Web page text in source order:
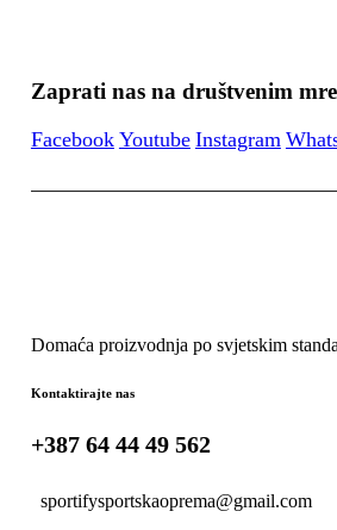
Zaprati nas na društvenim
Facebook Youtube Instagram
Domaća proizvodnja po svjetskim
Kontaktirajte nas
+387 64 44 49 562
sportifysportskaoprema@gmail.com